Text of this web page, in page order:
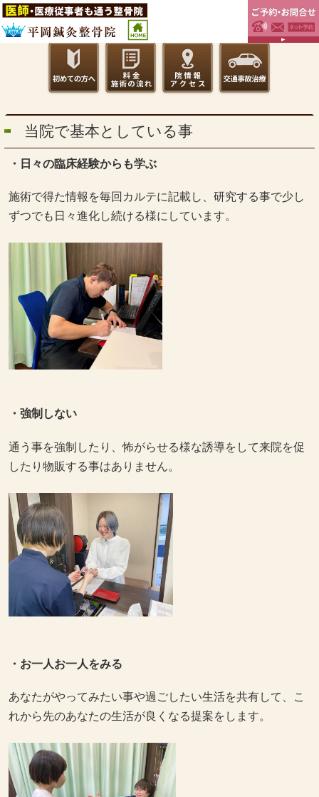
当院で基本としている事
・日々の臨床経験からも学ぶ
施術で得た情報を毎回カルテに記載し、研究する事で少し
ずつでも日々進化し続ける様にしています。
・強制しない
通う事を強制したり、怖がらせる様な誘導をして来院を促
したり物販する事はありません。
・お一人お一人をみる
あなたがやってみたい事や過ごしたい生活を共有して、こ
れから先のあなたの生活が良くなる提案をします。